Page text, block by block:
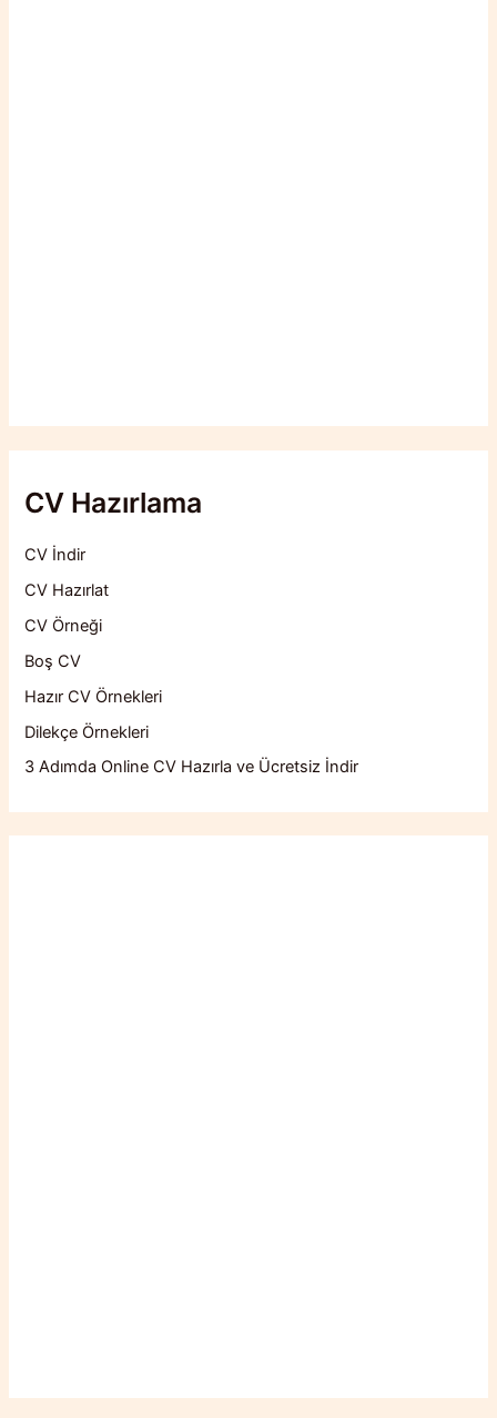
CV Hazırlama
CV İndir
CV Hazırlat
CV Örneği
Boş CV
Hazır CV Örnekleri
Dilekçe Örnekleri
3 Adımda Online CV Hazırla ve Ücretsiz İndir